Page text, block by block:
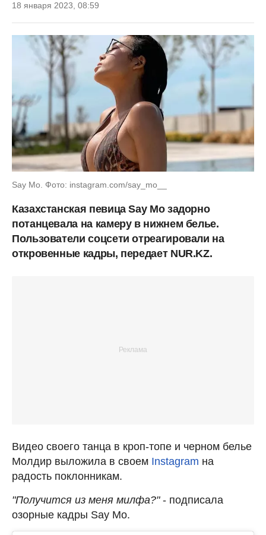
18 января 2023, 08:59
Say Mo. Фото: instagram.com/say_mo__
Казахстанская певица Say Mo задорно
потанцевала на камеру в нижнем белье.
Пользователи соцсети отреагировали на
откровенные кадры, передает NUR.KZ.
Видео своего танца в кроп-топе и черном белье
Молдир выложила в своем Instagram на
радость поклонникам.
"Получится из меня милфа?"- подписала
озорные кадры Say Mo.